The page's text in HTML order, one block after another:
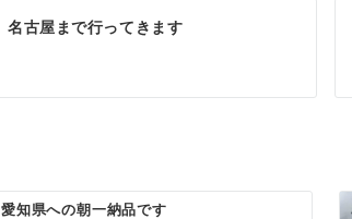
名古屋まで行ってきます
愛知県への朝一納品です